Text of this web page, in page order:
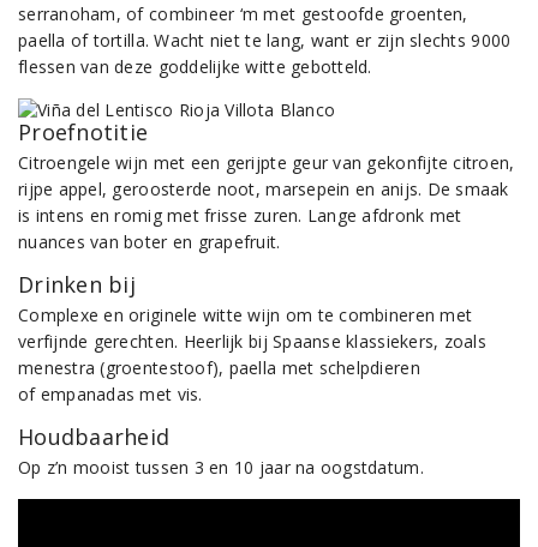
serranoham, of combineer ‘m met gestoofde groenten,
paella of tortilla. Wacht niet te lang, want er zijn slechts 9000
flessen van deze goddelijke witte gebotteld.
Proefnotitie
Citroengele wijn met een gerijpte geur van gekonfijte citroen,
rijpe appel, geroosterde noot, marsepein en anijs. De smaak
is intens en romig met frisse zuren. Lange afdronk met
nuances van boter en grapefruit.
Drinken bij
Complexe en originele witte wijn om te combineren met
verfijnde gerechten. Heerlijk bij Spaanse klassiekers, zoals
menestra (groentestoof), paella met schelpdieren
of empanadas met vis.
Houdbaarheid
Op z’n mooist tussen 3 en 10 jaar na oogstdatum.